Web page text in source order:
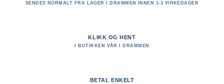
SENDES NORMALT FRA LAGER I DRAMMEN INNEN 1-3 VIRKEDAGER
KLIKK OG HENT
I BUTIKKEN VÅR I DRAMMEN
BETAL ENKELT